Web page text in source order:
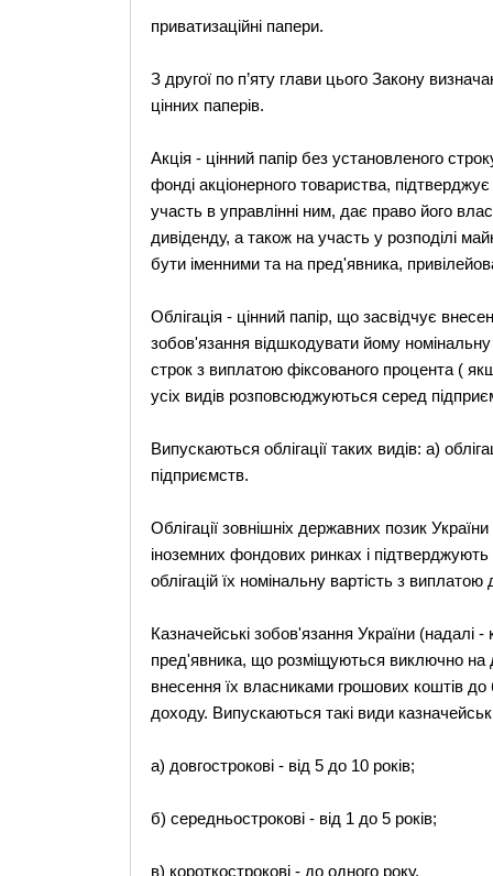
приватизаційні папери.
З другої по п’яту глави цього Закону
цінних паперів.
Акція - цінний папір без установленого
фонді акціонерного товариства,
участь в управлінні ним, дає право його
дивіденду, а також на участь у розподілі
бути іменними та на пред'явника,
Облігація - цінний папір, що засвідчує
зобов'язання відшкодувати йому
строк з виплатою фіксованого процента (
усіх видів розповсюджуються серед
Випускаються облігації таких видів: а)
підприємств.
Облігації зовнішніх державних позик
іноземних фондових ринках і
облігацій їх номінальну вартість з
Казначейські зобов'язання України (надалі
пред'явника, що розміщуються виключно на
внесення їх власниками грошових коштів
доходу. Випускаються такі види
а) довгострокові - від 5 до 10 років;
б) середньострокові - від 1 до 5 років;
в) короткострокові - до одного року.